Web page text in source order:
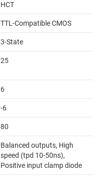
HCT
TTL-Compatible CMOS
3-State
25
6
-6
80
Balanced outputs, High
speed (tpd 10-50ns),
Positive input clamp diode